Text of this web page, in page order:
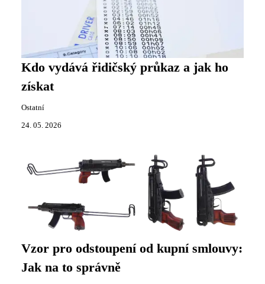
Kdo vydává řidičský průkaz a jak ho
získat
Ostatní
24. 05. 2026
Vzor pro odstoupení od kupní smlouvy:
Jak na to správně